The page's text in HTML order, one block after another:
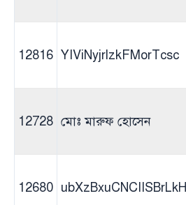
12816 YIViNyjrlzkFMorTcsc
12728 মোঃ মারুফ হোসেন
12680 ubXzBxuCNCIISBrLkH